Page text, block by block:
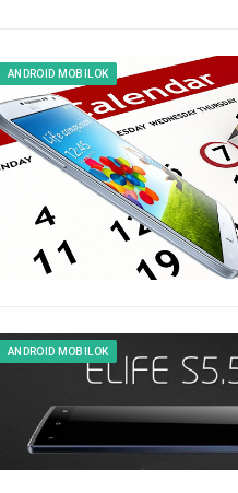
ANDROID MOBILOK
ANDROID MOBILOK